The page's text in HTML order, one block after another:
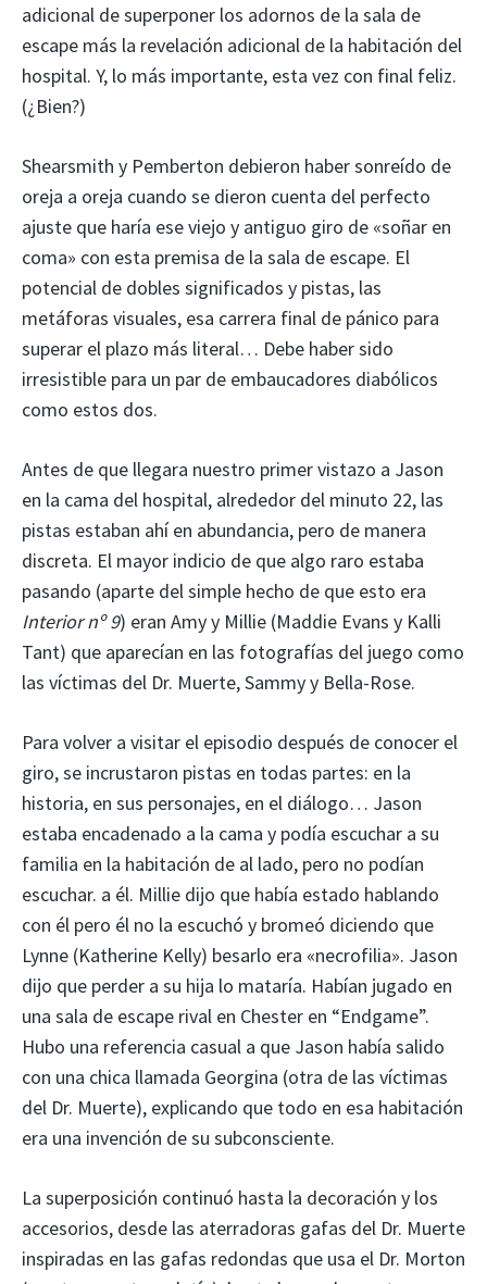
adicional de superponer los adornos de la sala de
escape más la revelación adicional de la habitación del
hospital. Y, lo más importante, esta vez con final feliz.
(¿Bien?)
Shearsmith y Pemberton debieron haber sonreído de
oreja a oreja cuando se dieron cuenta del perfecto
ajuste que haría ese viejo y antiguo giro de «soñar en
coma» con esta premisa de la sala de escape. El
potencial de dobles significados y pistas, las
metáforas visuales, esa carrera final de pánico para
superar el plazo más literal… Debe haber sido
irresistible para un par de embaucadores diabólicos
como estos dos.
Antes de que llegara nuestro primer vistazo a Jason
en la cama del hospital, alrededor del minuto 22, las
pistas estaban ahí en abundancia, pero de manera
discreta. El mayor indicio de que algo raro estaba
pasando (aparte del simple hecho de que esto era
Interior nº 9) eran Amy y Millie (Maddie Evans y Kalli
Tant) que aparecían en las fotografías del juego como
las víctimas del Dr. Muerte, Sammy y Bella-Rose.
Para volver a visitar el episodio después de conocer el
giro, se incrustaron pistas en todas partes: en la
historia, en sus personajes, en el diálogo… Jason
estaba encadenado a la cama y podía escuchar a su
familia en la habitación de al lado, pero no podían
escuchar. a él. Millie dijo que había estado hablando
con él pero él no la escuchó y bromeó diciendo que
Lynne (Katherine Kelly) besarlo era «necrofilia». Jason
dijo que perder a su hija lo mataría. Habían jugado en
una sala de escape rival en Chester en “Endgame”.
Hubo una referencia casual a que Jason había salido
con una chica llamada Georgina (otra de las víctimas
del Dr. Muerte), explicando que todo en esa habitación
era una invención de su subconsciente.
La superposición continuó hasta la decoración y los
accesorios, desde las aterradoras gafas del Dr. Muerte
inspiradas en las gafas redondas que usa el Dr. Morton